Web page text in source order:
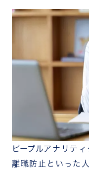
る
離職リスクを
人材配置・育
人事判断の透
ピープルアナ
タ
人材データ
勤務データ
オフィスデータ
認知データ
行動データ
デバイスデー
ピープルアナリ
ステップ1｜
ステップ2｜
ピープルアナリテ
離職防止といった